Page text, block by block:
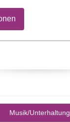
Musik/Unterhaltung